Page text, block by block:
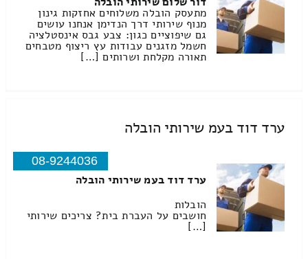
מתעסק הובלה משלוחים אחזקות גינון
מנוף שירותי דרך הנדימן אנחנו עושים
גם שיפוציים כגון: צבע גבס אינסטלציה
חשמל מזגנים עבודות עץ ריצוף מטבחים
תאורה מקלחת ושרותים […]
ערד דוד בעמ שירותי הובלה
08-9244036
ערד דוד בעמ שירותי הובלה
הובלות
חושבים על העברת בית? צריכים שירותי
[…]